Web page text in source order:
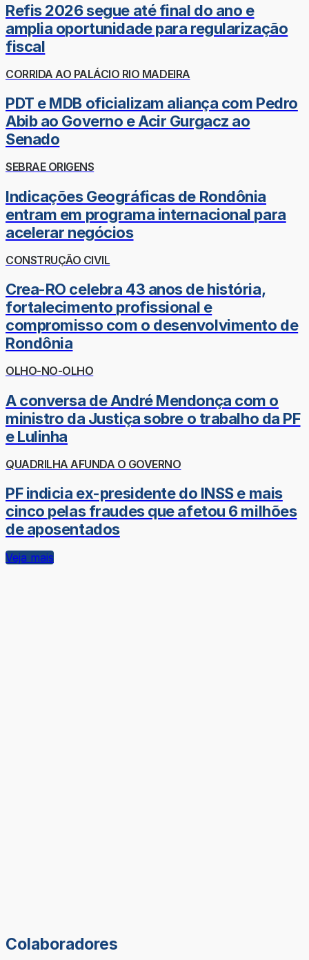
Refis 2026 segue até final do ano e
amplia oportunidade para regularização
fiscal
CORRIDA AO PALÁCIO RIO MADEIRA
PDT e MDB oficializam aliança com Pedro
Abib ao Governo e Acir Gurgacz ao
Senado
SEBRAE ORIGENS
Indicações Geográficas de Rondônia
entram em programa internacional para
acelerar negócios
CONSTRUÇÃO CIVIL
Crea-RO celebra 43 anos de história,
fortalecimento profissional e
compromisso com o desenvolvimento de
Rondônia
OLHO-NO-OLHO
A conversa de André Mendonça com o
ministro da Justiça sobre o trabalho da PF
e Lulinha
QUADRILHA AFUNDA O GOVERNO
PF indicia ex-presidente do INSS e mais
cinco pelas fraudes que afetou 6 milhões
de aposentados
Veja mais
Colaboradores